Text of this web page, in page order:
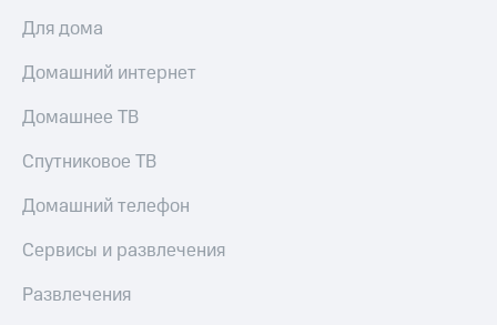
Для дома
Домашний интернет
Домашнее ТВ
Спутниковое ТВ
Домашний телефон
Сервисы и развлечения
Развлечения